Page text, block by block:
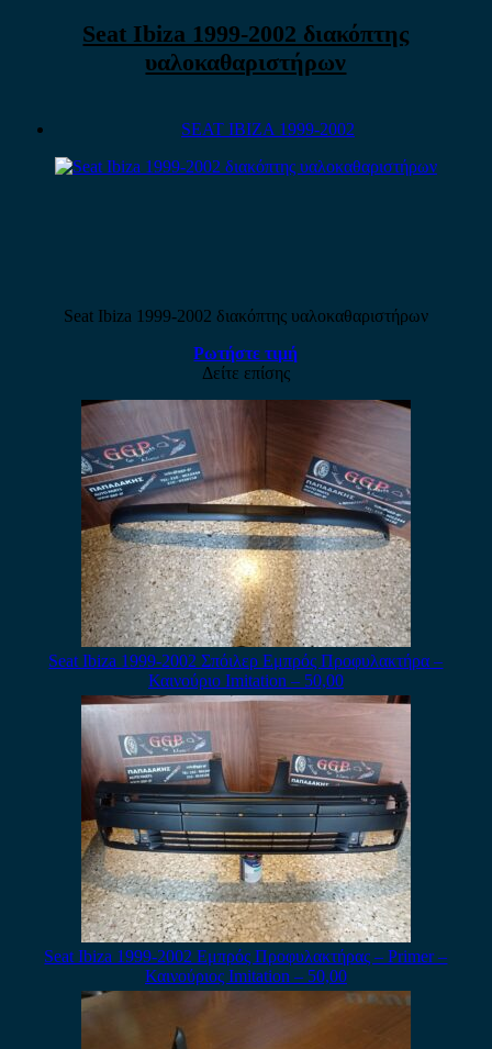
Seat Ibiza 1999-2002 διακόπτης
υαλοκαθαριστήρων
SEAT IBIZA 1999-2002
Seat Ibiza 1999-2002 διακόπτης υαλοκαθαριστήρων
Ρωτήστε τιμή
Δείτε επίσης
Seat Ibiza 1999-2002 Σπόιλερ Εμπρός Προφυλακτήρα –
Καινούριο Imitation – 50,00
Seat Ibiza 1999-2002 Εμπρός Προφυλακτήρας – Primer –
Καινούριος Imitation – 50,00